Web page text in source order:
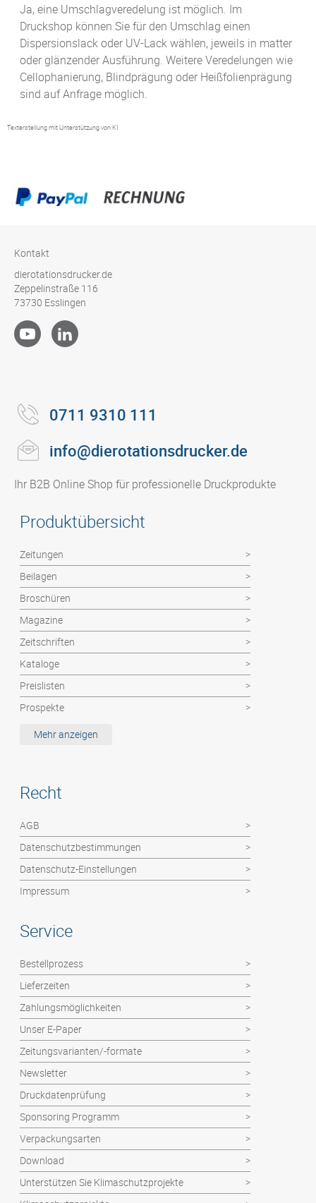
Ja, eine Umschlagveredelung ist möglich. Im
Druckshop können Sie für den Umschlag einen
Dispersionslack oder UV-Lack wählen, jeweils in matter
oder glänzender Ausführung. Weitere Veredelungen wie
Cellophanierung, Blindprägung oder Heißfolienprägung
sind auf Anfrage möglich.
Texterstellung mit Unterstützung von KI
Kontakt
dierotationsdrucker.de
Zeppelinstraße 116
73730 Esslingen
0711 9310 111
info@dierotationsdrucker.de
Ihr B2B Online Shop für professionelle Druckprodukte
Produktübersicht
Zeitungen
Beilagen
Broschüren
Magazine
Zeitschriften
Kataloge
Preislisten
Prospekte
Etiketten / MemoStick®
Kalender
Flyer / Poster / Einzelblätter
Faltblätter
Mehr anzeigen
Recht
AGB
Datenschutzbestimmungen
Datenschutz-Einstellungen
Impressum
Service
Bestellprozess
Lieferzeiten
Zahlungsmöglichkeiten
Unser E-Paper
Zeitungsvarianten/-formate
Newsletter
Druckdatenprüfung
Sponsoring Programm
Verpackungsarten
Download
Unterstützen Sie Klimaschutzprojekte